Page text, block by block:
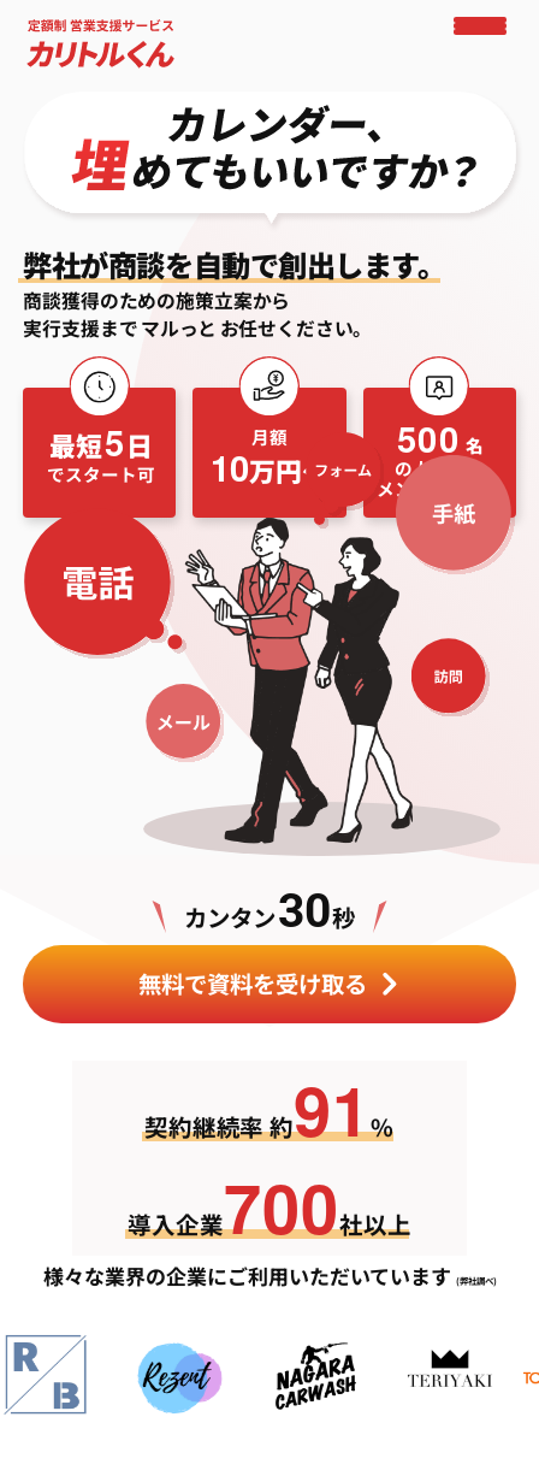
弊社が商談を自動で創出します。
商談獲得のための施策立案から
実行支援までマルっと お任せください。
最短5日
でスタート可
月額
10万円〜
500 名
の人材から
メンバーを選抜
カンタン30秒
無料で資料を受け取る
契約継続率 約91%
導入企業700社以上
様々な業界の企業にご利用いただいています (弊社調べ)